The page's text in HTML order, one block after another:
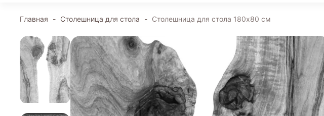
Главная - Столешница для стола - Столешница для стола 180х80 см